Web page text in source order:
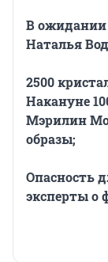
В ожидании
Наталья
2500
Накануне
Мэрилин
образы;
Опасность
эксперты о